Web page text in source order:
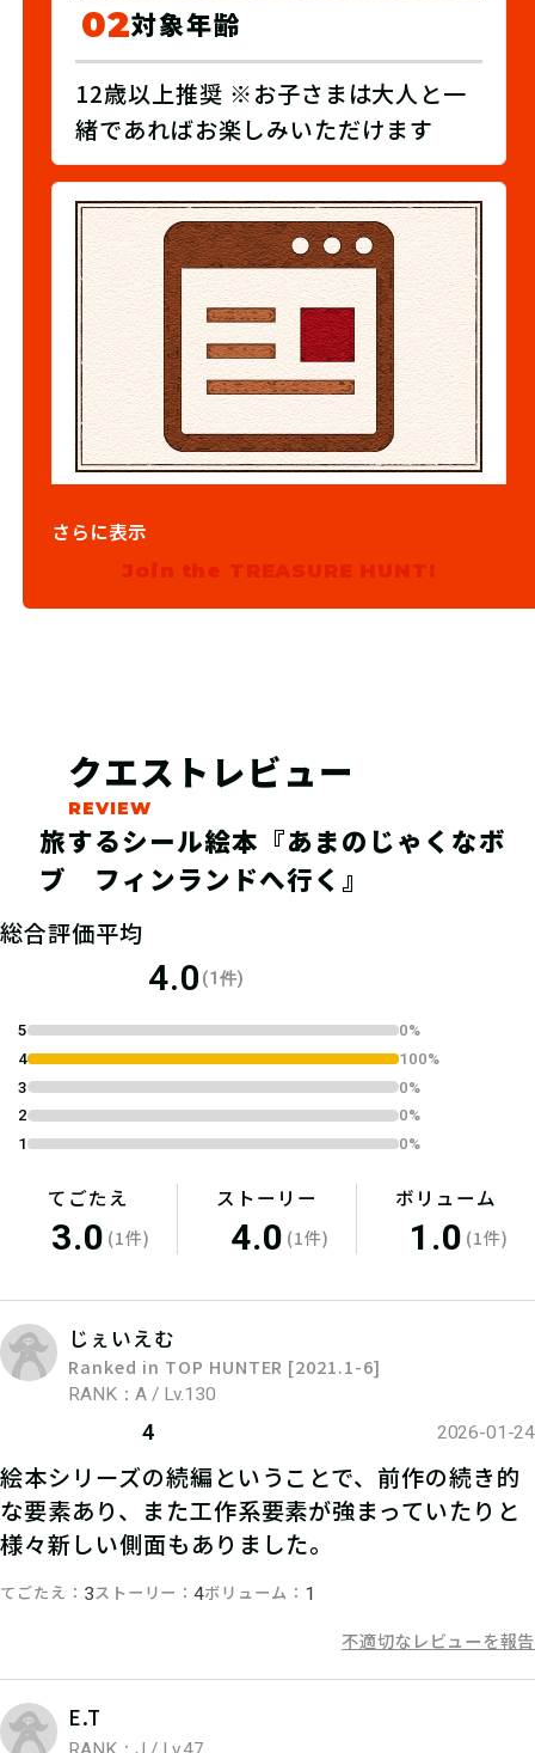
02対象年齢
12歳以上推奨 ※お子さまは大人と一
緒であればお楽しみいただけます
031.参加表明をする
参加表明をして、クリア時に参加表明
報酬をGETしよう！
2.キットを購入する
宝探しSHOPならおうちにキットが届
くよ！ 筆記用具やスマートフォンな
ど必要なものを準備しよう！
053.謎を解く
ストーリーを読んで謎を解こう！ひと
りでチャレンジするもよし、お友達や
さらに表示
Join the TREASURE HUNT!
クエストレビュー
旅するシール絵本『あまのじゃくなボ
ブ フィンランドへ行く』
総合評価平均
4.0 (1件)
5
0%
4
100%
3
0%
2
0%
1
0%
てごたえ
3.0 (1件)
ストーリー
4.0 (1件)
ボリューム
1.0 (1件)
じぇいえむ
Ranked in TOP HUNTER [2021.1-6]
RANK：A / Lv.130
4 2026-01-24
絵本シリーズの続編ということで、前作の続き的
な要素あり、また工作系要素が強まっていたりと
様々新しい側面もありました。
てごたえ 3ストーリー 4ボリューム 1
不適切なレビューを報告
E.T